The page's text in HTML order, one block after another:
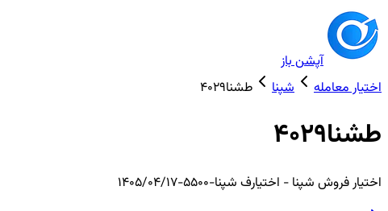
آپشن باز
اختیار معامله
شپنا طشنا4029
طشنا4029
اختیارفروش شپنا - اختیارف شپنا-5500-1405/04/17